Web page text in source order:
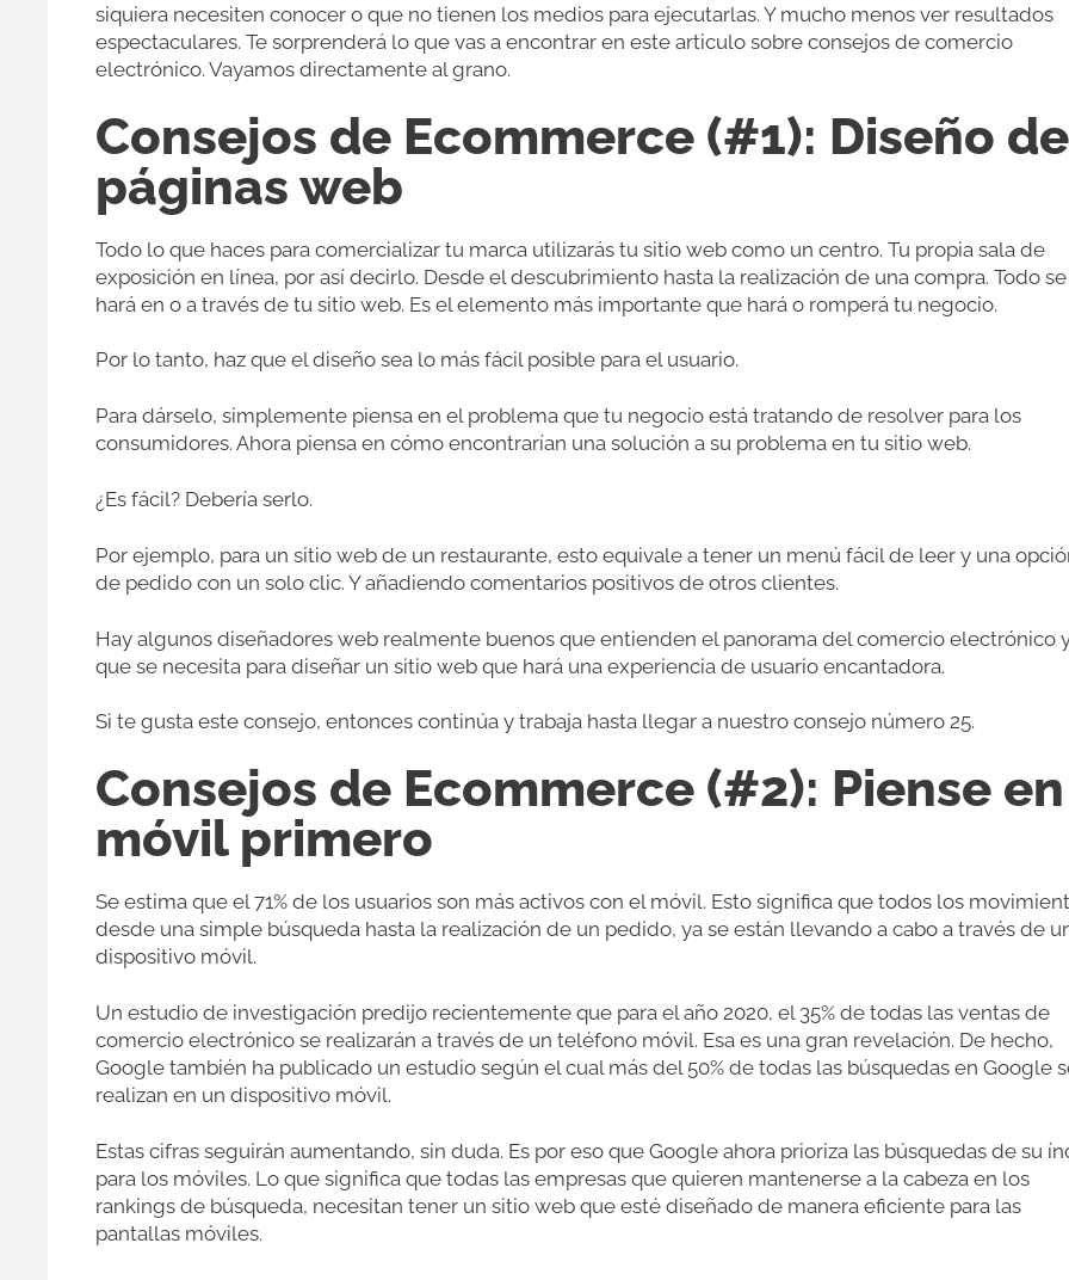
siquiera necesiten conocer o que no tienen los medios para ejecutarlas. Y mucho menos ver resultados
espectaculares. Te sorprenderá lo que vas a encontrar en este articulo sobre consejos de comercio
electrónico. Vayamos directamente al grano.
Consejos de Ecommerce (#1): Diseño de
páginas web
Todo lo que haces para comercializar tu marca utilizarás tu sitio web como un centro. Tu propia sala de
exposición en línea, por así decirlo. Desde el descubrimiento hasta la realización de una compra. Todo se
hará en o a través de tu sitio web. Es el elemento más importante que hará o romperá tu negocio.
Por lo tanto, haz que el diseño sea lo más fácil posible para el usuario.
Para dárselo, simplemente piensa en el problema que tu negocio está tratando de resolver para los
consumidores. Ahora piensa en cómo encontrarían una solución a su problema en tu sitio web.
¿Es fácil? Debería serlo.
Por ejemplo, para un sitio web de un restaurante, esto equivale a tener un menú fácil de leer y una
de pedido con un solo clic. Y añadiendo comentarios positivos de otros clientes.
Hay algunos diseñadores web realmente buenos que entienden el panorama del comercio electrónico
que se necesita para diseñar un sitio web que hará una experiencia de usuario encantadora.
Si te gusta este consejo, entonces continúa y trabaja hasta llegar a nuestro consejo número 25.
Consejos de Ecommerce (#2): Piense en
móvil primero
Se estima que el 71% de los usuarios son más activos con el móvil. Esto significa que todos los
desde una simple búsqueda hasta la realización de un pedido, ya se están llevando a cabo a través de
dispositivo móvil.
Un estudio de investigación predijo recientemente que para el año 2020, el 35% de todas las ventas de
comercio electrónico se realizarán a través de un teléfono móvil. Esa es una gran revelación. De hecho,
Google también ha publicado un estudio según el cual más del 50% de todas las búsquedas en Google
realizan en un dispositivo móvil.
Estas cifras seguirán aumentando, sin duda. Es por eso que Google ahora prioriza las búsquedas de su
para los móviles. Lo que significa que todas las empresas que quieren mantenerse a la cabeza en los
rankings de búsqueda, necesitan tener un sitio web que esté diseñado de manera eficiente para las
pantallas móviles.